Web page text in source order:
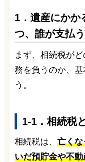
1．遺産にかか
つ、誰が支払
まず、相続税が
務を負うのか、
う。
1-1．相続税
相続税は、 亡く
いだ預貯金や不